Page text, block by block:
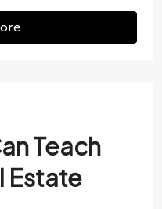
Teach
Estate